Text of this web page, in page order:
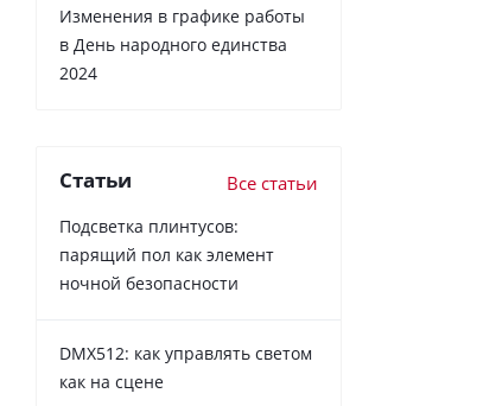
Изменения в графике работы
в День народного единства
2024
Статьи Все статьи
Подсветка плинтусов:
парящий пол как элемент
ночной безопасности
DMX512: как управлять светом
как на сцене